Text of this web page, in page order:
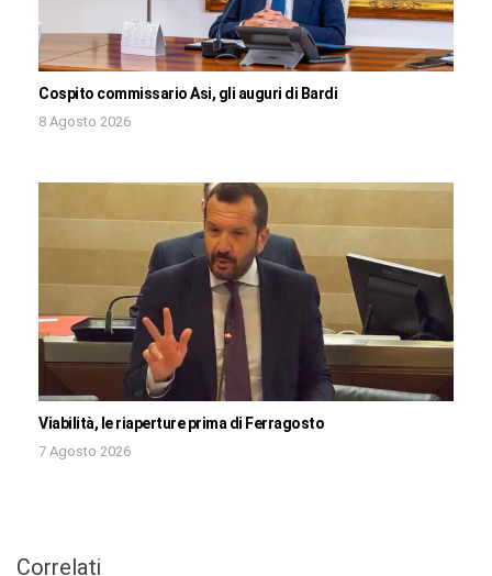
Cospito commissario Asi, gli auguri di Bardi
8 Agosto 2026
Viabilità, le riaperture prima di Ferragosto
7 Agosto 2026
Correlati